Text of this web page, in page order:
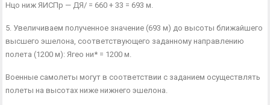
Нцо ниж ЯИСПр — ДЯ/ = 660 + 33 = 693 м.
5. Увеличиваем полученное значение (693 м) до высоты ближайшего
выс­шего эшелона, соответствующего заданному направлению
полета (1200 м): Ягео ни* = 1200 м.
Военные самолеты могут в соответствии с заданием осущест­влять
полеты на высотах ниже нижнего эшелона.